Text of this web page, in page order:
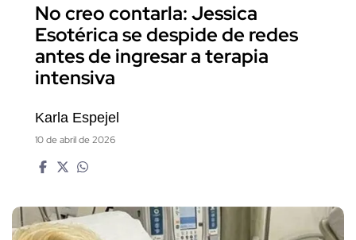
No creo contarla: Jessica
Esotérica se despide de redes
antes de ingresar a terapia
intensiva
Karla Espejel
10 de abril de 2026